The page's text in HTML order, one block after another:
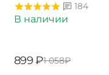
184
В наличии
‍899‍ ₽‍1 058‍₽